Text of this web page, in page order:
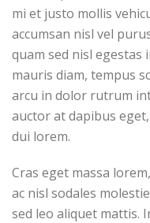
mi et justo mollis
accumsan nisl vel
quam sed nisl egestas
mauris diam, tempus
arcu in dolor rutrum
auctor at dapibus
dui lorem.
Cras eget massa
ac nisl sodales
sed leo aliquet mattis.